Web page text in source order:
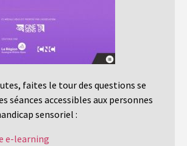
faites le tour des questions se
séances accessibles aux personnes
sensoriel :
e-learning